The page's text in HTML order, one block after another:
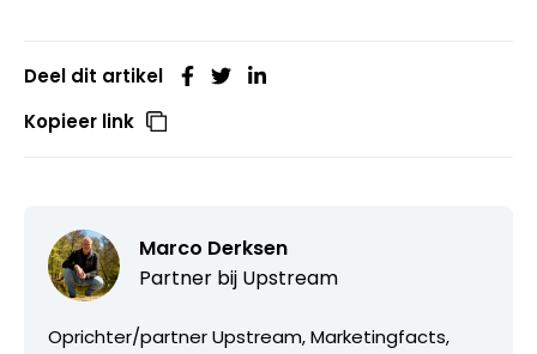
Deel dit artikel
Kopieer link
Marco Derksen
Partner bij Upstream
Oprichter/partner Upstream, Marketingfacts,